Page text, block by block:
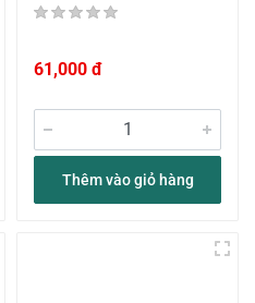
61,000 đ
Thêm vào giỏ hàng